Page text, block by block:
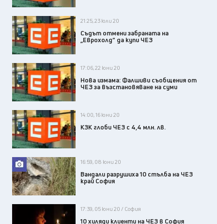
21:25, 23 юли 20
Съдът отмени забраната на
„Еврохолд“ да купи ЧЕЗ
17:06, 22 юни 20
Нова измама: Фалшиви съобщения от
ЧЕЗ за възстановяване на суми
14:00, 16 юни 20
КЗК глоби ЧЕЗ с 4,4 млн. лв.
16:59, 08 юни 20
Вандали разрушиха 10 стълба на ЧЕЗ
край София
17:39, 05 юни 20 / София
10 хиляди клиенти на ЧЕЗ в София